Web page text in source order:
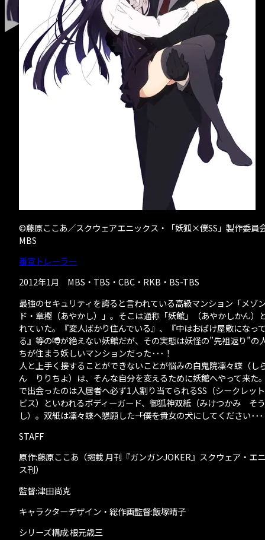
- クリエイター
©藤原ここあ／スクウェアエニックス・「妖狐×僕SS」製作委員
MBS
番宣トレーラー
2012年1月 MBS・TBS・CBC・RKB・BS-TBS
最強のセキュリティを誇ると言われている高級マンション「メゾ
ド・章樫（あやかし）」。そこは通称「妖館」（あやかしかん）
れていた。『変人ばかり住んでいる』、『中はおばけ屋敷になっ
る』等の噂が絶えない妖館だが、その実態は妖怪の”先祖返り”の
ちが住まう妖しいマンションだった･･･！
人と上手く接することができないことが悩みの白鬼院凜々蝶（し
ん りりちよ）は、そんな自分を変えるために妖館へやって来た
で出会ったのは入居者へ必ず1人割り当てられるSS（シークレッ
ビス）といわれるボディーガード、御狐神双紙（みけつかみ そ
し）。双紙は凜々蝶へ懇願した―――「僕を貴女の犬にしてください･･
STAFF
原作:藤原ここあ（掲載 月刊『ガンガンJOKER』スクウェア・エ
ス刊）
監督:津田尚克
キャラクターデザイン・総作画監督:飯塚晴子
シリーズ構成:根元歳三